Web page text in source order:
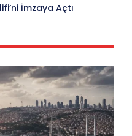
İmzaya Açtı